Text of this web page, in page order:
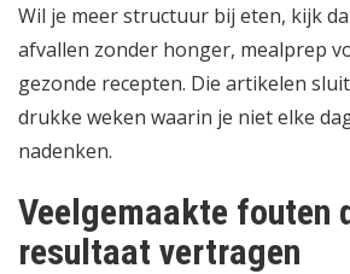
Wil je meer structuur bij eten, kijk
afvallen zonder honger, mealprep
gezonde recepten. Die artikelen
drukke weken waarin je niet elke
nadenken.
Veelgemaakte fouten
resultaat vertragen